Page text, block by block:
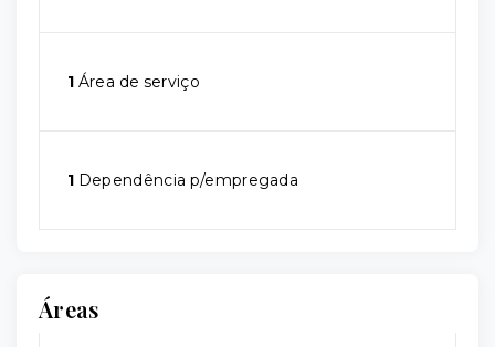
1 Área de serviço
1 Dependência p/empregada
Áreas